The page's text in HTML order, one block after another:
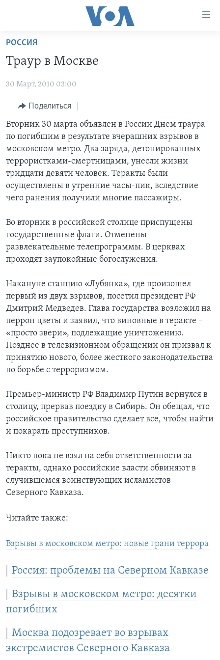
Перейти
основной
Перейти
навигации
Перейти
поиск
ПРОГРАММЫ
АМЕРИКА
НОВОСТИ ЗА МИНУТУ
ИТОГИ
ПОЧЕМУ ЭТО ВАЖНО?
ДИСКУССИЯ VOA
ДЕТАЛИ
ПРОЕКТЫ
УЧИМ АНГЛИЙСКИЙ
НАША АМЕРИКАНСКАЯ ИСТОРИЯ
А КАК В АМЕРИКЕ?
АРТЕФАКТЫ
АМЕРИКАНСКИЕ ГОРОДКИ
ЭКСПЕРТИЗА
ИНТЕРВЬЮ
ФАКТЫ ПРОТИВ ФЕЙКОВ
ЗА СВОБОДУ ПРЕССЫ
УЧИМ АНГЛИЙСКИЙ
ВИДЕО
Learning English
СОЦИАЛЬНЫЕ СЕТИ
Языки
РОССИЯ
Траур в Москве
30 Март, 2010 03:00
Поделиться
Вторник 30 марта объявлен в России Днем траура
по погибшим в результате вчерашних взрывов в
московском метро. Два заряда, детонированных
террористками-смертницами, унесли жизни
тридцати девяти человек. Теракты были
осуществлены в утренние часы-пик, вследствие
чего ранения получили многие пассажиры.
Во вторник в российской столице приспущены
государственные флаги. Отменены
развлекательные телепрограммы. В церквах
проходят заупокойные богослужения.
Накануне станцию «Лубянка», где произошел
первый из двух взрывов, посетил президент РФ
Дмитрий Медведев. Глава государства возложил на
перрон цветы и заявил, что виновные в теракте –
«просто звери», подлежащие уничтожению.
Позднее в телевизионном обращении он призвал к
принятию нового, более жесткого законодательства
по борьбе с терроризмом.
Премьер-министр РФ Владимир Путин вернулся в
столицу, прервав поездку в Сибирь. Он обещал, что
российское правительство сделает все, чтобы найти
и покарать преступников.
Никто пока не взял на себя ответственности за
теракты, однако российские власти обвиняют в
случившемся воинствующих исламистов
Северного Кавказа.
Читайте также:
Взрывы в московском метро: новые грани террора
Россия: проблемы на Северном Кавказе
Взрывы в московском метро: десятки
погибших
Москва подозревает во взрывах
экстремистов Северного Кавказа